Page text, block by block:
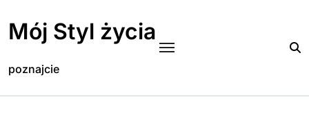
content
Mój Styl życia
poznajcie